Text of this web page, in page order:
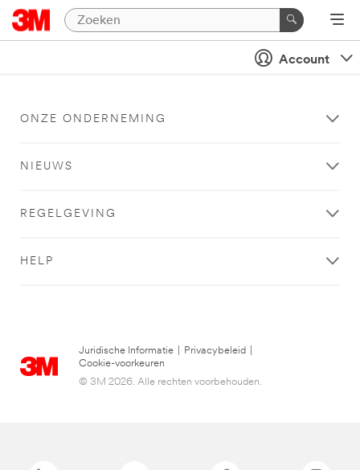
Account
ONZE ONDERNEMING
NIEUWS
REGELGEVING
HELP
Juridische Informatie Privacybeleid
Cookie-voorkeuren
© 3M 2026. Alle rechten voorbehouden.